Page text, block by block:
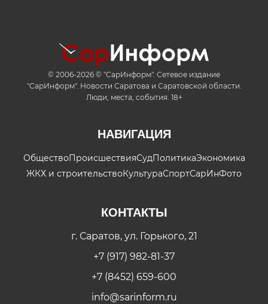
© 2006-2026 © "СарИнформ". Сетевое издание
"СарИнформ". Новости Саратова и Саратовской области.
Люди, места, события. 18+
НАВИГАЦИЯ
ОбществоПроисшествияСудПолитикаЭкономика
ЖКХ и строительствоКультураСпортСарИнФото
КОНТАКТЫ
г. Саратов, ул. Горького, 21
+7 (917) 982-81-37
+7 (8452) 659-600
info@sarinform.ru